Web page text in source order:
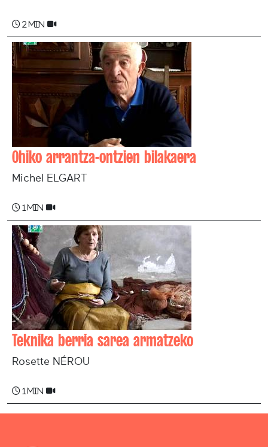
2 min
Ohiko arrantza-ontzien bilakaera
Michel ELGART
1 min
Teknika berria sarea armatzeko
Rosette NÉROU
1 min